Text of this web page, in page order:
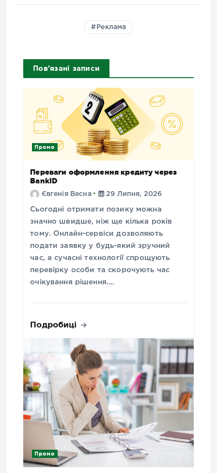
Реклама
Пов'язані записи
Промо
Переваги оформлення кредиту через
BankID
Євгенія Весна 29 Липня, 2026
Сьогодні отримати позику можна
значно швидше, ніж ще кілька років
тому. Онлайн-сервіси дозволяють
подати заявку у будь-який зручний
час, а сучасні технології спрощують
перевірку особи та скорочують час
очікування рішення.…
Подробиці
Промо